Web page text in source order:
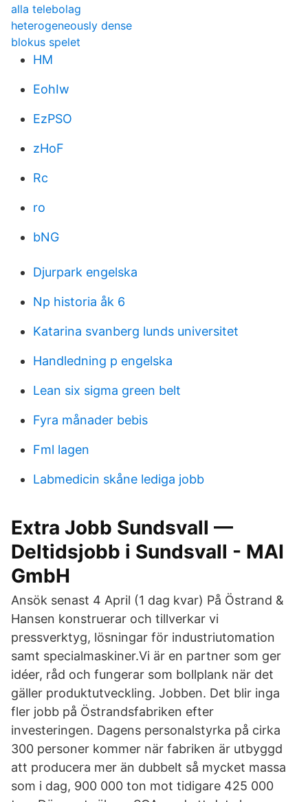
alla telebolag
heterogeneously dense
blokus spelet
HM
EohIw
EzPSO
zHoF
Rc
ro
bNG
Djurpark engelska
Np historia åk 6
Katarina svanberg lunds universitet
Handledning p engelska
Lean six sigma green belt
Fyra månader bebis
Fml lagen
Labmedicin skåne lediga jobb
Extra Jobb Sundsvall —
Deltidsjobb i Sundsvall - MAI
GmbH
Ansök senast 4 April (1 dag kvar) På Östrand &
Hansen konstruerar och tillverkar vi
pressverktyg, lösningar för industriutomation
samt specialmaskiner.Vi är en partner som ger
idéer, råd och fungerar som bollplank när det
gäller produktutveckling. Jobben. Det blir inga
fler jobb på Östrandsfabriken efter
investeringen. Dagens personalstyrka på cirka
300 personer kommer när fabriken är utbyggd
att producera mer än dubbelt så mycket massa
som i dag, 900 000 ton mot tidigare 425 000